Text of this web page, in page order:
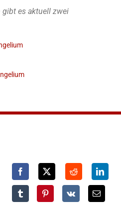
es aktuell zwei